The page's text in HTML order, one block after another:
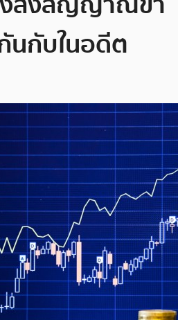
นกับในอดีต